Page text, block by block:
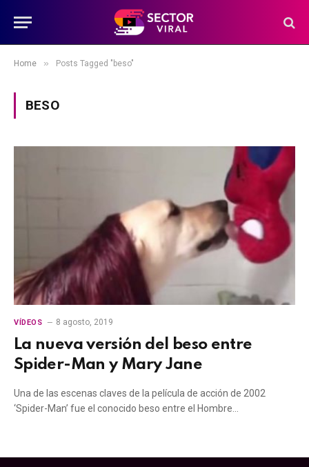
Home » Posts Tagged "beso"
BESO
VÍDEOS 8 agosto, 2019
La nueva versión del beso entre
Spider-Man y Mary Jane
Una de las escenas claves de la película de acción de 2002
‘Spider-Man’ fue el conocido beso entre el Hombre…